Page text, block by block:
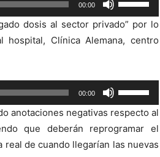
00:00
las
teclas
de
arriba/abajo
para
aumentar
o
disminuir
dosis al sector privado” por lo
hospital, Clínica Alemana, centro
00:00
las
teclas
de
flecha
anotaciones negativas respecto al
que deberán reprogramar el
de cuando llegarían las nuevas